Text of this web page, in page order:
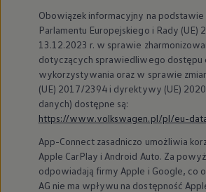
Obowiązek informacyjny na podstawie
Parlamentu Europejskiego i Rady (UE)
13.12.2023 r. w sprawie
dotyczących sprawiedliwego dostępu
wykorzystywania oraz w sprawie
(UE) 2017/2394 i dyrektywy (UE)
danych) dostępne są:
https://www.volkswagen.pl/pl/eu-
App-Connect zasadniczo umożliwia
Apple CarPlay i Android Auto. Za
odpowiadają firmy Apple i Google, co
AG nie ma wpływu na dostępność